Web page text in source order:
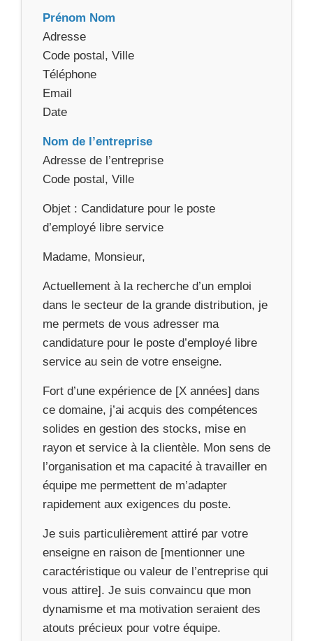
Prénom Nom
Adresse
Code postal, Ville
Téléphone
Email
Date
Nom de l’entreprise
Adresse de l’entreprise
Code postal, Ville
Objet : Candidature pour le poste
d’employé libre service
Madame, Monsieur,
Actuellement à la recherche d’un emploi
dans le secteur de la grande distribution, je
me permets de vous adresser ma
candidature pour le poste d’employé libre
service au sein de votre enseigne.
Fort d’une expérience de [X années] dans
ce domaine, j’ai acquis des compétences
solides en gestion des stocks, mise en
rayon et service à la clientèle. Mon sens de
l’organisation et ma capacité à travailler en
équipe me permettent de m’adapter
rapidement aux exigences du poste.
Je suis particulièrement attiré par votre
enseigne en raison de [mentionner une
caractéristique ou valeur de l’entreprise qui
vous attire]. Je suis convaincu que mon
dynamisme et ma motivation seraient des
atouts précieux pour votre équipe.